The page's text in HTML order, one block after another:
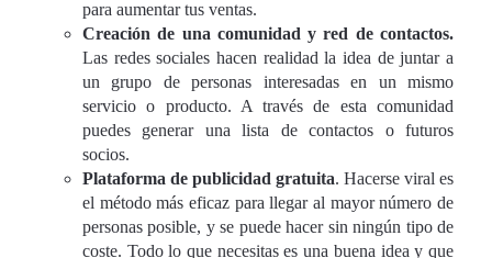
para aumentar tus ventas.
Creación de una comunidad y red de contactos.
Las redes sociales hacen realidad la idea de juntar a
un grupo de personas interesadas en un mismo
servicio o producto. A través de esta comunidad
puedes generar una lista de contactos o futuros
socios.
Plataforma de publicidad gratuita. Hacerse viral es
el método más eficaz para llegar al mayor número de
personas posible, y se puede hacer sin ningún tipo de
coste. Todo lo que necesitas es una buena idea y que